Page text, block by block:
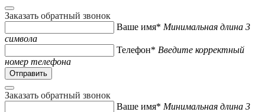
Заказать обратный звонок
Ваше имя* Минимальная длина 3
символа
Телефон* Введите корректный
номер телефона
Заказать обратный звонок
Ваше имя* Минимальная длина 3